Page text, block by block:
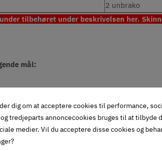
2 unbrako
tilbehøret under beskrivelsen her.
mål:
dig om at acceptere cookies til performance,
tredjeparts annoncecookies bruges til at tilbyde
medier. Vil du acceptere disse cookies og